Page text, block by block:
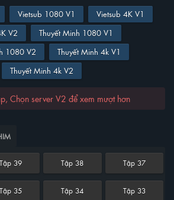
Vietsub 1080 V1
Vietsub 4K V1
V2
Thuyết Minh 1080 V1
1080 V2
Thuyết Minh 4k V1
Thuyết Minh 4k V2
Chọn server V2 để xem mượt hơn
Tập 39 Tập 38 Tập 37
Tập 35 Tập 34 Tập 33